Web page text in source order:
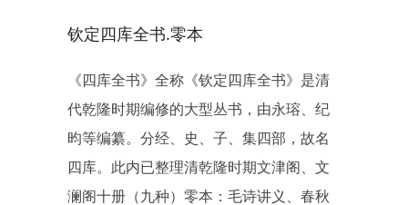
钦定四库全书.零本
《四库全书》全称《钦定四库全书》是清
代乾隆时期编修的大型丛书，由永瑢、纪
昀等编纂。分经、史、子、集四部，故名
四库。此内已整理清乾隆时期文津阁、文
澜阁十册（九种）零本：毛诗讲义、春秋